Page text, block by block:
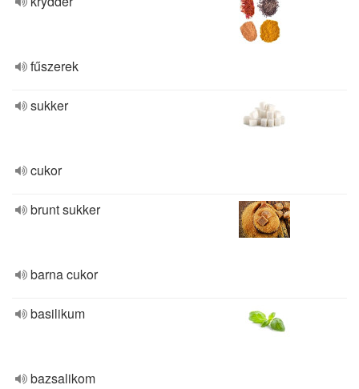
fűszerek
sukker
cukor
brunt sukker
barna cukor
basilikum
bazsalikom